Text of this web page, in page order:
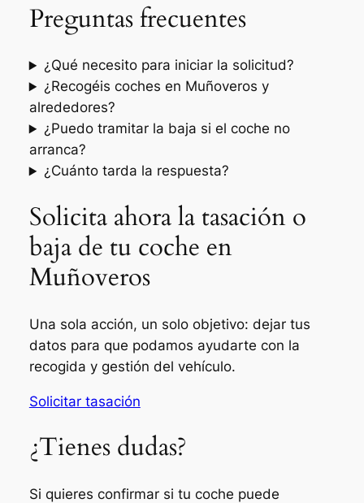
Preguntas frecuentes
¿Qué necesito para iniciar la solicitud?
¿Recogéis coches en Muñoveros y
alrededores?
¿Puedo tramitar la baja si el coche no
arranca?
¿Cuánto tarda la respuesta?
Solicita ahora la tasación o
baja de tu coche en
Muñoveros
Una sola acción, un solo objetivo: dejar tus
datos para que podamos ayudarte con la
recogida y gestión del vehículo.
Solicitar tasación
¿Tienes dudas?
Si quieres confirmar si tu coche puede